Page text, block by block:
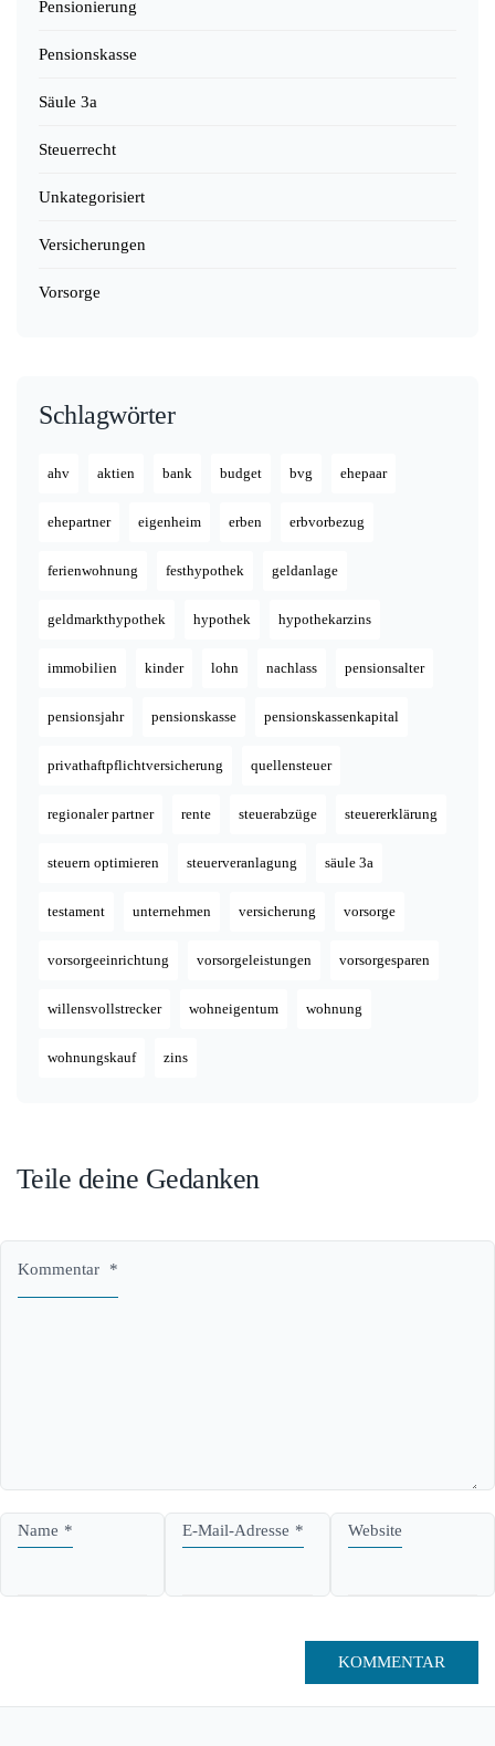
Pensionierung
Pensionskasse
Säule 3a
Steuerrecht
Unkategorisiert
Versicherungen
Vorsorge
Schlagwörter
ahv aktien bank budget bvg ehepaar
ehepartner eigenheim erben erbvorbezug
ferienwohnung festhypothek geldanlage
geldmarkthypothek hypothek hypothekarzins
immobilien kinder lohn nachlass pensionsalter
pensionsjahr pensionskasse pensionskassenkapital
privathaftpflichtversicherung quellensteuer
regionaler partner rente steuerabzüge steuererklärung
steuern optimieren steuerveranlagung säule 3a
testament unternehmen versicherung vorsorge
vorsorgeeinrichtung vorsorgeleistungen vorsorgesparen
willensvollstrecker wohneigentum wohnung
wohnungskauf zins
Teile deine Gedanken
Kommentar *
Name * E-Mail-Adresse * Website